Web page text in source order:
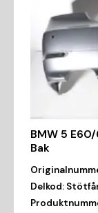
BMW 5
Bak
Delkod: